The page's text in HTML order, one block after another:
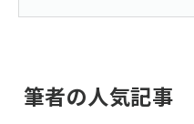
筆者の人気記事